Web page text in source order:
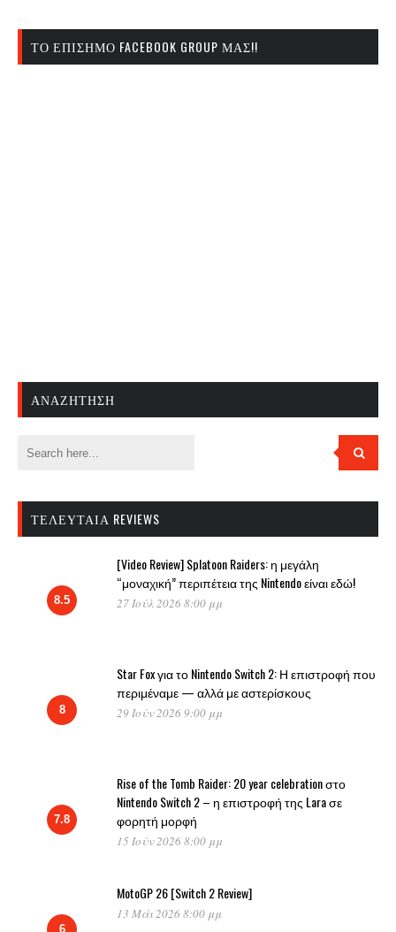
ΤΟ ΕΠΊΣΗΜΟ FACEBOOK GROUP ΜΑΣ!!
ΑΝΑΖΉΤΗΣΗ
ΤΕΛΕΥΤΑΊΑ REVIEWS
8.5
[Video Review] Splatoon Raiders: η μεγάλη
“μοναχική” περιπέτεια της Nintendo είναι εδώ!
27 Ιούλ 2026 8:00 μμ
8
Star Fox για το Nintendo Switch 2: Η επιστροφή που
περιμέναμε — αλλά με αστερίσκους
29 Ιούν 2026 9:00 μμ
7.8
Rise of the Tomb Raider: 20 year celebration στο
Nintendo Switch 2 – η επιστροφή της Lara σε
φορητή μορφή
15 Ιούν 2026 8:00 μμ
6
MotoGP 26 [Switch 2 Review]
13 Μάι 2026 8:00 μμ